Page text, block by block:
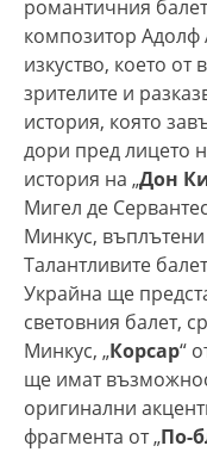
романтичния
композитор Адолф
изкуство, което от
зрителите и
история, която
дори пред лицето
история на „Дон
Мигел де
Минкус,
Талантливите
Украйна ще
световния балет,
Минкус, „Корсар“
ще имат
оригинални
фрагмента от „По-